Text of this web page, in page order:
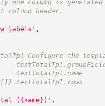
column is
header.
labels ' ,
Configure the
textTotalTpl.groupField
textTotalTpl.name
textTotalTpl.rows
({name}) ' ,